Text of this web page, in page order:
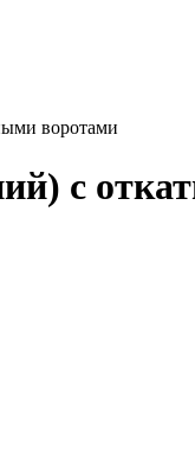
воротами
с